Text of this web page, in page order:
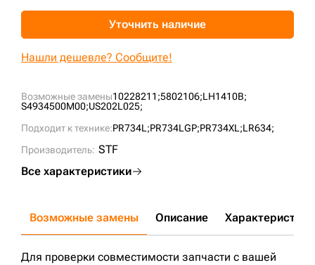
Возможные замены10228211;5802106;LH1410B;
S4934500M00;US202L025;
Подходит к технике:PR734L;PR734LGP;PR734XL;LR634;
Производитель: STF
Все характеристики
Уточнить наличие
Нашли дешевле? Сообщите!
Возможные замены Описание Характеристики
Для проверки совместимости запчасти с вашей